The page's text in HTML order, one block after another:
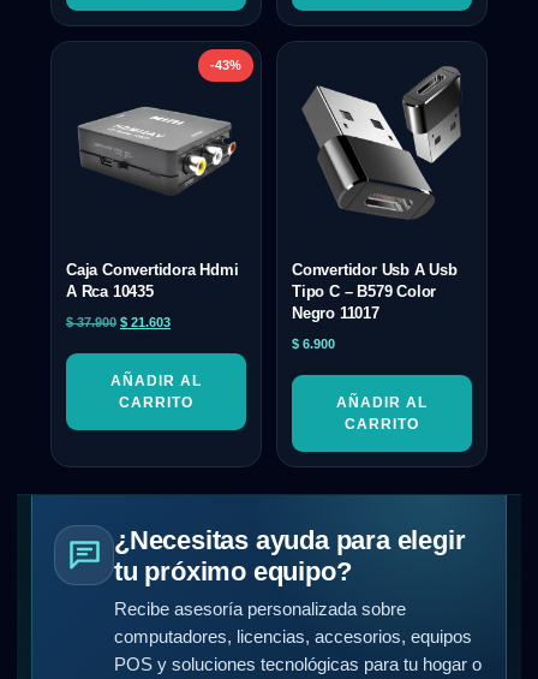
-43%
Caja Convertidora Hdmi
A Rca 10435
$37.900 $ 21.603
AÑADIR AL
CARRITO
Convertidor Usb A Usb
Tipo C – B579 Color
Negro 11017
$ 6.900
AÑADIR AL
CARRITO
¿Necesitas ayuda para elegir
tu próximo equipo?
Recibe asesoría personalizada sobre
computadores, licencias, accesorios, equipos
POS y soluciones tecnológicas para tu hogar o